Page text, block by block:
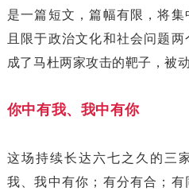
是一篇短文，篇幅有限，将
且限于政治文化和社会问题两
成了马杜两家攻击的靶子，被
你中有我、我中有你
这场持续长达六七之久的三
我、我中有你；有分有合；